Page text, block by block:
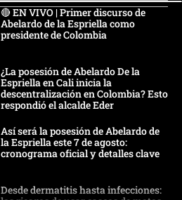
🔴 EN VIVO | Primer discurso de
Abelardo de la Espriella como
presidente de Colombia
¿La posesión de Abelardo De la
Espriella en Cali inicia la
descentralización en Colombia? Esto
respondió el alcalde Eder
Así será la posesión de Abelardo de
la Espriella este 7 de agosto:
cronograma oficial y detalles clave
Desde dermatitis hasta infecciones: